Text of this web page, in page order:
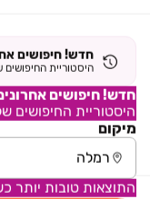
חדש! חיפושים
היסטוריית
חדש! חיפושים
היסטוריית החיפושים
מיקום
התוצאות טובות יותר
להמחשה